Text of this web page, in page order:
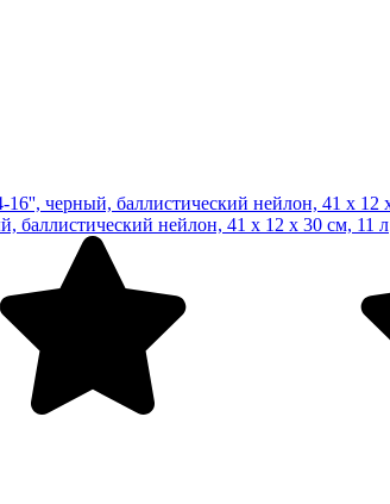
нейлон, 41 x 12 x 30 см, 11 л